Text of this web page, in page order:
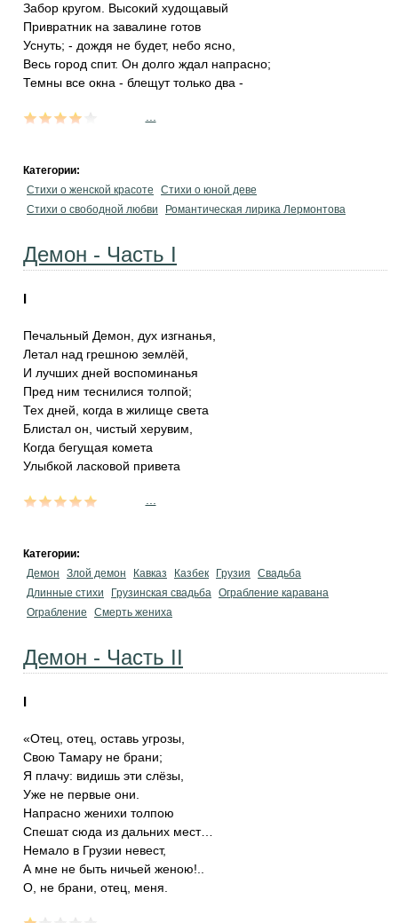
Забор кругом. Высокий худощавый
Привратник на завалине готов
Уснуть; - дождя не будет, небо ясно,
Весь город спит. Он долго ждал напрасно;
Темны все окна - блещут только два -
Категории:
Стихи о женской красоте
Стихи о юной деве
Стихи о свободной любви
Романтическая лирика Лермонтова
Демон - Часть I
I
Печальный Демон, дух изгнанья,
Летал над грешною землёй,
И лучших дней воспоминанья
Пред ним теснилися толпой;
Тех дней, когда в жилище света
Блистал он, чистый херувим,
Когда бегущая комета
Улыбкой ласковой привета
Категории:
Демон
Злой демон Кавказ Казбек Грузия
Свадьба
Длинные стихи
Грузинская свадьба Ограбление каравана
Ограбление
Смерть жениха
Демон - Часть II
I
«Отец, отец, оставь угрозы,
Свою Тамару не брани;
Я плачу: видишь эти слёзы,
Уже не первые они.
Напрасно женихи толпою
Спешат сюда из дальних мест…
Немало в Грузии невест,
А мне не быть ничьей женою!..
О, не брани, отец, меня.